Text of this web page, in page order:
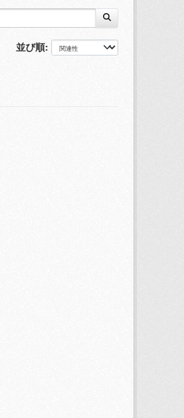
並び順